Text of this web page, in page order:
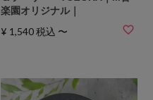
楽園オリジナル｜
¥ 1,540税込 〜